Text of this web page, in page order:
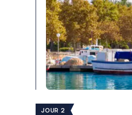
JOUR 2